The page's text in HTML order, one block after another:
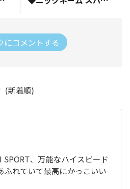
にコメントする
(新着順)
、万能なハイスピード
ふれていて最高にかっこいい